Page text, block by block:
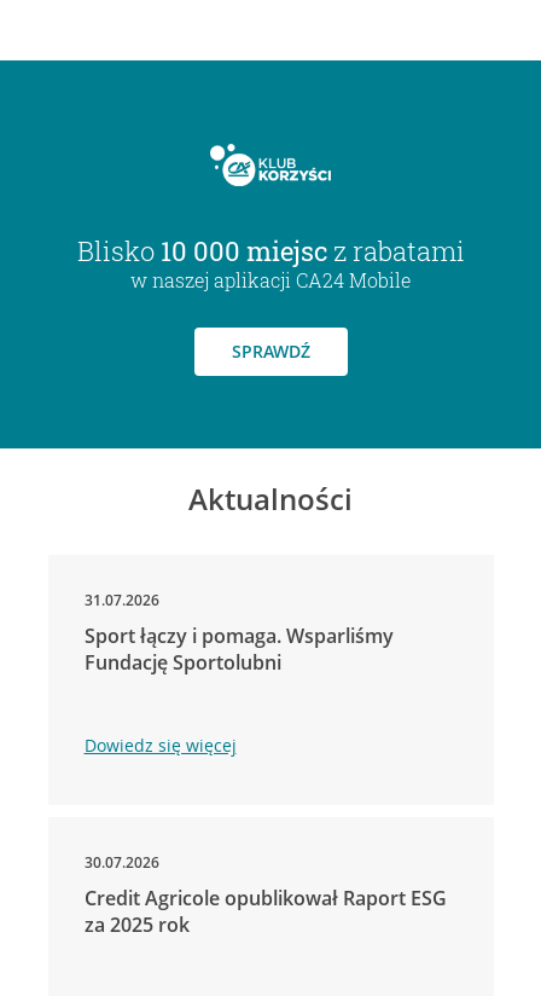
Blisko 10 000 miejsc z rabatami
w naszej aplikacji CA24 Mobile
SPRAWDŹ
Aktualności
31.07.2026
Sport łączy i pomaga. Wsparliśmy
Fundację Sportolubni
Dowiedz się więcej
30.07.2026
Credit Agricole opublikował Raport ESG
za 2025 rok